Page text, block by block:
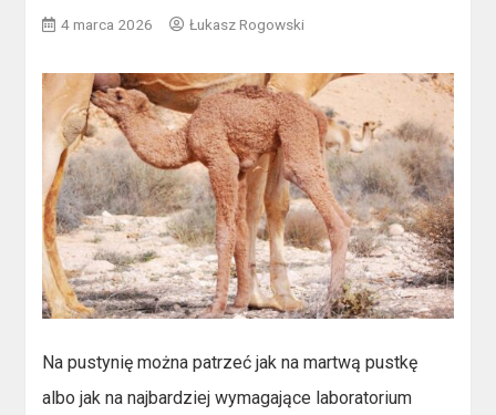
4 marca 2026 Łukasz Rogowski
Na pustynię można patrzeć jak na martwą pustkę
albo jak na najbardziej wymagające laboratorium